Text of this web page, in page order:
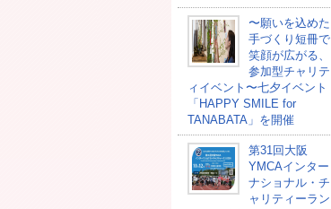
〜願いを込めた
手づくり短冊で
笑顔が広がる、
参加型チャリテ
ィイベント〜七夕イベント
「HAPPY SMILE for
TANABATA」を開催
第31回大阪
YMCAインター
ナショナル・チ
ャリティーラン